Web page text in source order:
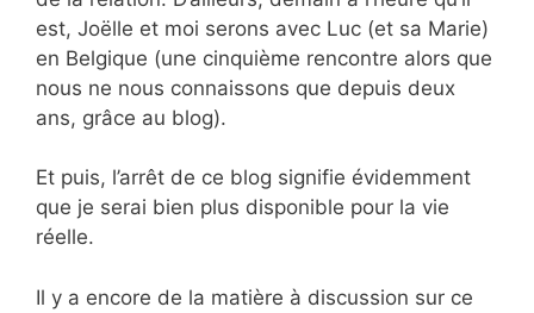
est, Joëlle et moi serons avec Luc (et sa Marie)
en Belgique (une cinquième rencontre alors que
nous ne nous connaissons que depuis deux
ans, grâce au blog).
Et puis, l’arrêt de ce blog signifie évidemment
que je serai bien plus disponible pour la vie
réelle.
Il y a encore de la matière à discussion sur ce